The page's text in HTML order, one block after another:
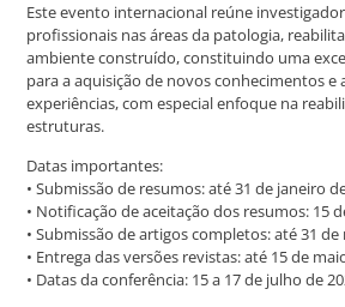
Este evento internacional reúne
profissionais nas áreas da patologia,
ambiente construído, constituindo uma
para a aquisição de novos conhecimentos e
experiências, com especial enfoque na
estruturas.
Datas importantes:
• Submissão de resumos: até 31 de janeiro
• Notificação de aceitação dos resumos: 15
• Submissão de artigos completos: até 31 de
• Entrega das versões revistas: até 15 de
• Datas da conferência: 15 a 17 de julho de